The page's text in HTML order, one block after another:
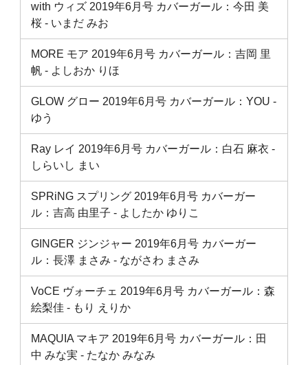
with ウィズ 2019年6月号 カバーガール：今田 美
桜 ‐ いまだ みお
MORE モア 2019年6月号 カバーガール：吉岡 里
帆 ‐ よしおか りほ
GLOW グロー 2019年6月号 カバーガール：YOU ‐
ゆう
Ray レイ 2019年6月号 カバーガール：白石 麻衣 ‐
しらいし まい
SPRiNG スプリング 2019年6月号 カバーガー
ル：吉高 由里子 ‐ よしたか ゆりこ
GINGER ジンジャー 2019年6月号 カバーガー
ル：長澤 まさみ ‐ ながさわ まさみ
VoCE ヴォーチェ 2019年6月号 カバーガール：森
絵梨佳 ‐ もり えりか
MAQUIA マキア 2019年6月号 カバーガール：田
中 みな実 ‐ たなか みなみ